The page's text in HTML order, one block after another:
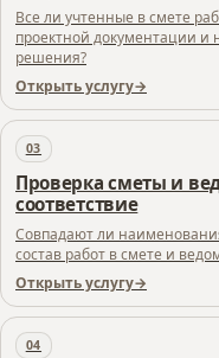
Все ли учтенные в смете
проектной документации
решения?
Открыть услугу
03
Проверка сметы и
соответствие
Совпадают ли
состав работ в смете и
Открыть услугу
04